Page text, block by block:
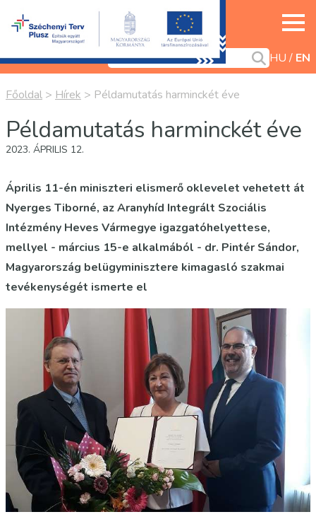
HU EN
Főoldal > Hírek > Példamutatás harminckét éve
Példamutatás harminckét éve
2023. ÁPRILIS 12.
Április 11-én miniszteri elismerő oklevelet vehetett át
Nyerges Tiborné, az Aranyhíd Integrált Szociális
Intézmény Heves Vármegye igazgatóhelyettese,
mellyel - március 15-e alkalmából - dr. Pintér Sándor,
Magyarország belügyminisztere kimagasló szakmai
tevékenységét ismerte el